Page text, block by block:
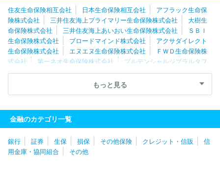
フ・ウィズ生命保険株式会社
アフラック生命保険株式会社
ＫＦ
Ｃ株式会社
住友生命保険相互会社 日本生命保険相互会社
アフラック生命保
険株式会社
三井住友海上プライマリー生命保険株式会社
大樹生
命保険株式会社
三井住友海上あいおい生命保険株式会社
ＳＢＩ
生命保険株式会社
ブロードマインド株式会社
アクサダイレクト
生命保険株式会社
エヌエヌ生命保険株式会社
ＦＷＤ生命保険株
式会社
第一ネオ生命保険株式会社
プルデンシャルジブラルタフ
ァイナンシャル生命保険株式会社
楽天生命保険株式会社
マニュ
Ｔ＆Ｄフィナンシャル生命保険株式会社
会社
メットライフ生命保険株式会社
明治安田生命保険相互会社
アメリカンホーム医療・損害保険株式会社
アメリカンファミリーライフアシュアランスカンパニーオブコロンバ
ス
メディケア生命保険株式会社
もっと見る
金融のカテゴリ一覧
銀行 証券 生保 損保 その他保険 クレジット・信販
信
用金庫・協同組合
その他